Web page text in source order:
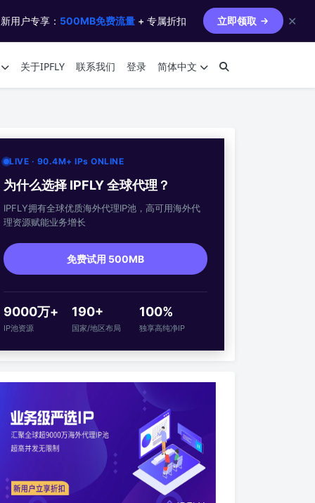
用户专享： 500MB免费流量 + 专属折扣 立即领取 ✕
关于IPFLY 联系我们 登录 简体中文
LIVE · 90.4M+ IPs ONLINE
为什么选择 IPFLY 全球代理？
IPFLY拥有全球优质海外代理IP池，高可用海外代
理资源赋能业务增长
免费试用 500MB
9000万+
IP池资源
190+
国家/地区布局
100%
独享高纯净IP